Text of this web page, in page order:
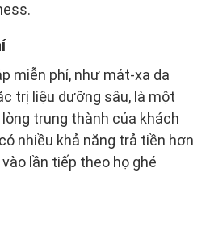
miễn phí, như mát-xa da
trị liệu dưỡng sâu, là một
trung thành của khách
nhiều khả năng trả tiền hơn
lần tiếp theo họ ghé